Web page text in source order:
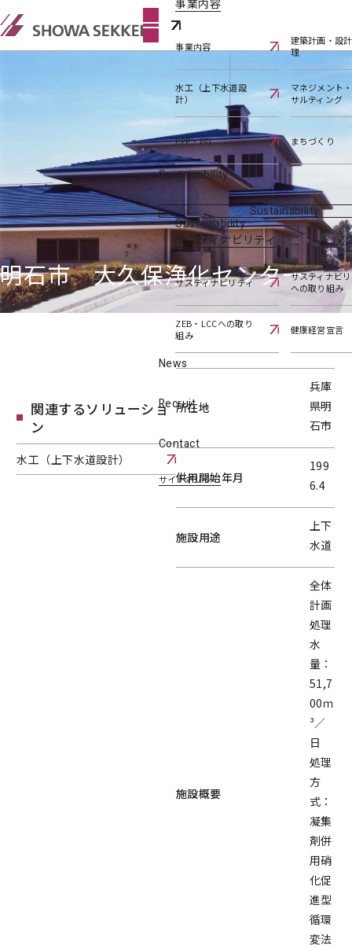
事業内容
事業内容
建築計画・設
理
水工（上下水道設
計）
マネジメント
サルティング
PPP・PFI まちづくり
Sustainability
Sustainability
Sustainability
サスティナビリティ
サスティナビリティ
サスティナビ
への取り組み
ZEB・LCCへの取り
組み
健康経営宣言
News
Recruit
Contact
サイトポリシー
明石市 大久保浄化センター
関連するソリューショ
ン
水工（上下水道設計）
水工（上下水道設計）へページ遷移します。
所在地
兵庫
県明
石市
供用開始年月
199
6.4
施設用途
上下
水道
施設概要
全体
計画
処理
水
量：
51,7
00ｍ
³／
日
処理
方
式：
凝集
剤併
用硝
化促
進型
循環
変法